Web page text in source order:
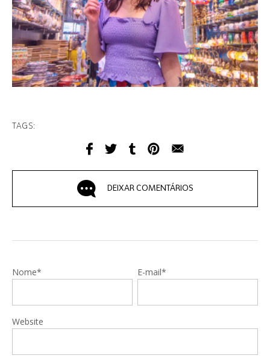
TAGS:
DEIXAR COMENTÁRIOS
Nome* E-mail*
Website